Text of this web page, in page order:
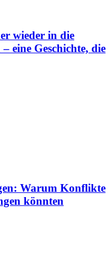
wieder in die
eine Geschichte, die
Warum Konflikte
könnten